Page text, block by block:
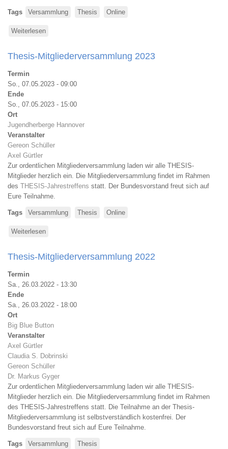
Tags Versammlung Thesis Online
Weiterlesen
Mitgliederversammlung
2024
Thesis-Mitgliederversammlung 2023
Termin
So., 07.05.2023 - 09:00
Ende
So., 07.05.2023 - 15:00
Ort
Jugendherberge Hannover
Veranstalter
Gereon Schüller
Axel Gürtler
Zur ordentlichen Mitgliederversammlung laden wir alle THESIS-
Mitglieder herzlich ein. Die Mitgliederversammlung findet im Rahmen
des THESIS-Jahrestreffens statt. Der Bundesvorstand freut sich auf
Eure Teilnahme.
Tags Versammlung Thesis Online
Weiterlesen
Mitgliederversammlung
2023
Thesis-Mitgliederversammlung 2022
Termin
Sa., 26.03.2022 - 13:30
Ende
Sa., 26.03.2022 - 18:00
Ort
Big Blue Button
Veranstalter
Axel Gürtler
Claudia S. Dobrinski
Gereon Schüller
Dr. Markus Gyger
Zur ordentlichen Mitgliederversammlung laden wir alle THESIS-
Mitglieder herzlich ein. Die Mitgliederversammlung findet im Rahmen
des THESIS-Jahrestreffens statt. Die Teilnahme an der Thesis-
Mitgliederversammlung ist selbstverständlich kostenfrei. Der
Bundesvorstand freut sich auf Eure Teilnahme.
Tags Versammlung Thesis